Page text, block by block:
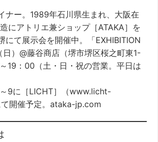
ナー。1989年石川県生まれ、大阪在
にアトリエ兼ショップ［ATAKA］を
にて展示会を開催中。「EXHIBITION
）@藤谷商店（堺市堺区桜之町東1-
19：00（土・日・祝の営業。平日は
9に［LICHT］（www.licht-
開催予定。ataka-jp.com